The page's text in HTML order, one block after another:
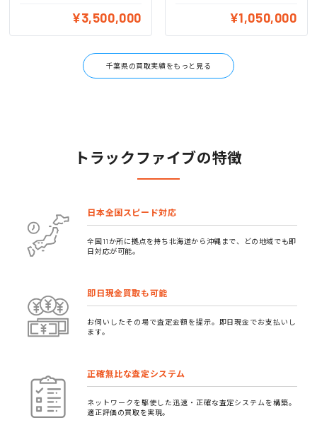
¥3,500,000 ¥1,050,000
千葉県の買取実績をもっと見る
トラックファイブの特徴
日本全国スピード対応
全国11か所に拠点を持ち北海道から沖縄まで、どの地域でも即
日対応が可能。
即日現金買取も可能
お伺いしたその場で査定金額を提示。即日現金でお支払いし
ます。
正確無比な査定システム
ネットワークを駆使した迅速・正確な査定システムを構築。
適正評価の買取を実現。